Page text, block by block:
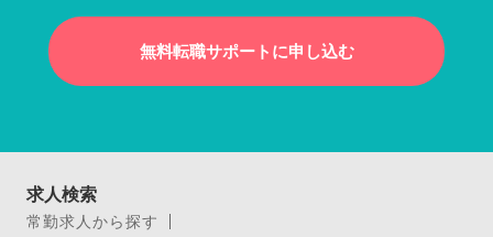
無料転職サポートに申し込む
求人検索
常勤求人から探す